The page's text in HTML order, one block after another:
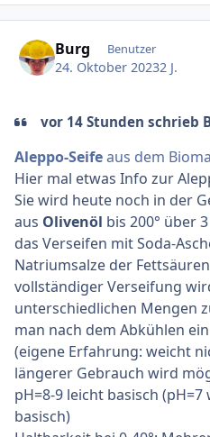
Burg Benutzer
24. Oktober 20232 J.
vor 14 Stunden schrieb
Aleppo-Seifeaus dem
Hier mal etwas Info zur
Sie wird heute noch in der
aus Olivenöl bis 200° über
das Verseifen mit Soda-
Natriumsalze der
vollständiger Verseifung
unterschiedlichen Mengen
man nach dem Abkühlen
(eigene Erfahrung: weicht
längerer Gebrauch wird
pH=8-9 leicht basisch
basisch)